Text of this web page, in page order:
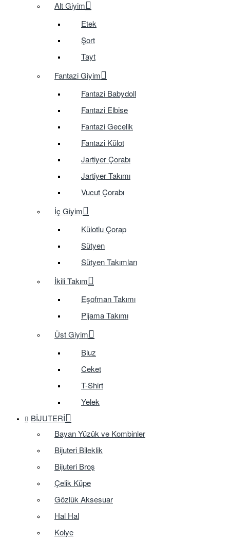
Alt Giyim
Etek
Şort
Tayt
Fantazi Giyim
Fantazi Babydoll
Fantazi Elbise
Fantazi Gecelik
Fantazi Külot
Jartiyer Çorabı
Jartiyer Takımı
Vucut Çorabı
İç Giyim
Külotlu Çorap
Sütyen
Sütyen Takımları
İkili Takım
Eşofman Takımı
Pijama Takımı
Üst Giyim
Bluz
Ceket
T-Shirt
Yelek
BIJUTERI
Bayan Yüzük ve Kombinler
Bijuteri Bileklik
Bijuteri Broş
Çelik Küpe
Gözlük Aksesuar
Hal Hal
Kolye